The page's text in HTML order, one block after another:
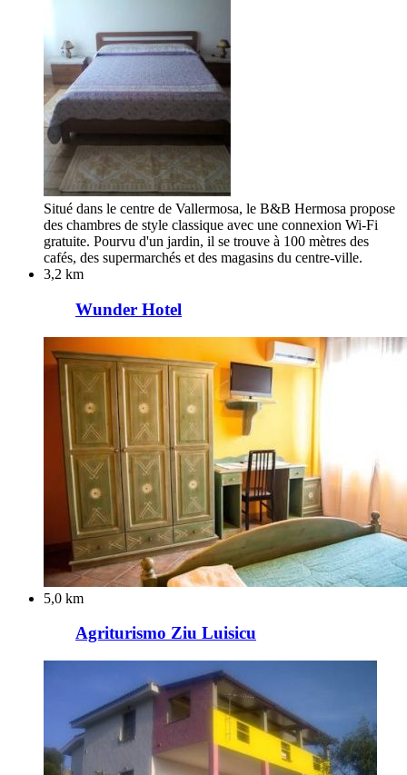
Situé dans le centre de Vallermosa, le B&B Hermosa propose
des chambres de style classique avec une connexion Wi-Fi
gratuite. Pourvu d'un jardin, il se trouve à 100 mètres des
cafés, des supermarchés et des magasins du centre-ville.
3,2 km
Wunder Hotel
5,0 km
Agriturismo Ziu Luisicu